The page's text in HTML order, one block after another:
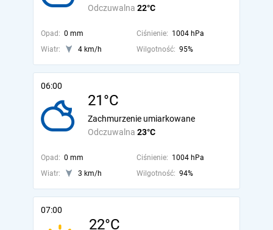
Odczuwalna 22°C
Opad: 0 mm Ciśnienie: 1004 hPa
Wiatr:
4 km/h Wilgotność: 95%
06:00
21°C
Odczuwalna 23°C
Zachmurzenie umiarkowane
Opad: 0 mm Ciśnienie: 1004 hPa
Wiatr:
3 km/h Wilgotność: 94%
07:00
22°C